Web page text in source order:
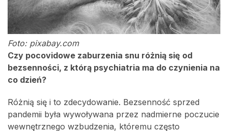
Foto: pixabay.com
Czy pocovidowe zaburzenia snu różnią się od
bezsenności, z którą psychiatria ma do czynienia na
co dzień?
Różnią się i to zdecydowanie. Bezsenność sprzed
pandemii była wywoływana przez nadmierne poczucie
wewnętrznego wzbudzenia, któremu często